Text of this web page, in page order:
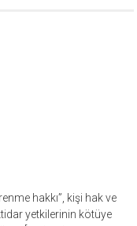
hakkı”, kişi hak ve
yetkilerinin kötüye